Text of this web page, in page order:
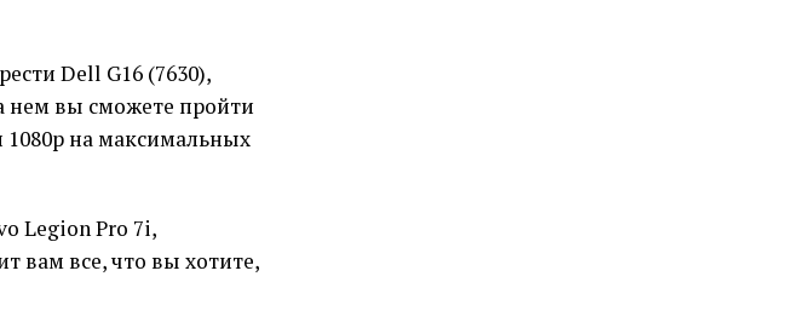
Dell G16 (7630),
нем вы сможете пройти
1080p на максимальных
Legion Pro 7i,
вам все, что вы хотите,